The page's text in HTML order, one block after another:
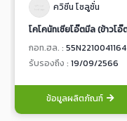
ควิซีน โซลูชั่น
กอท.ฮล. : 55N2210041164
รับรองถึง : 19/09/2566
ข้อมูลผลิตภัณฑ์